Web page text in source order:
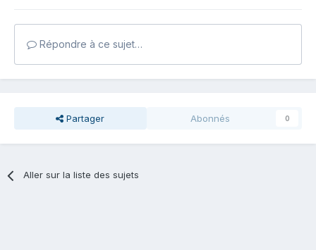
Répondre à ce sujet…
Partager Abonnés 0
Aller sur la liste des sujets